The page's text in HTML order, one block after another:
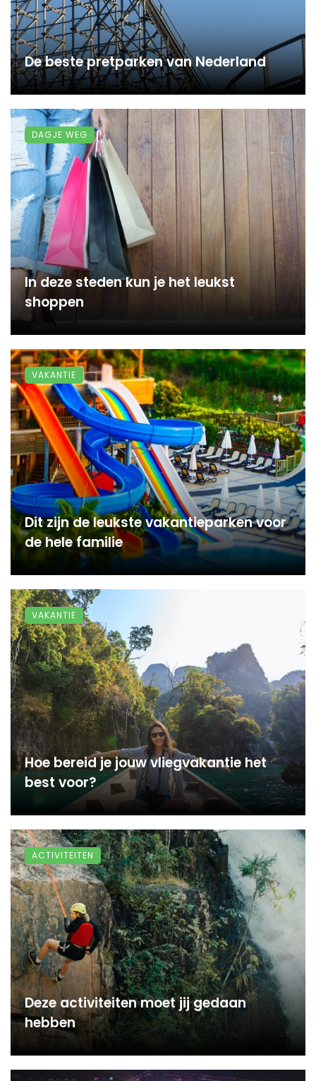
De beste pretparken van Nederland
In deze steden kun je het leukst
shoppen
DAGJE WEG
Dit zijn de leukste vakantieparken voor
de hele familie
VAKANTIE
Hoe bereid je jouw vliegvakantie het
best voor?
VAKANTIE
Deze activiteiten moet jij gedaan
hebben
ACTIVITEITEN